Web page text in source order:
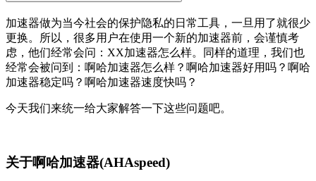
加速器做为当今社会的保护隐私的日常工具，一旦用了就很少
更换。所以，很多用户在使用一个新的加速器前，会谨慎考
虑，他们经常会问：XX加速器怎么样。同样的道理，我们也
经常会被问到：啊哈加速器怎么样？啊哈加速器好用吗？啊哈
加速器稳定吗？啊哈加速器速度快吗？
今天我们来统一给大家解答一下这些问题吧。
关于啊哈加速器(AHAspeed)